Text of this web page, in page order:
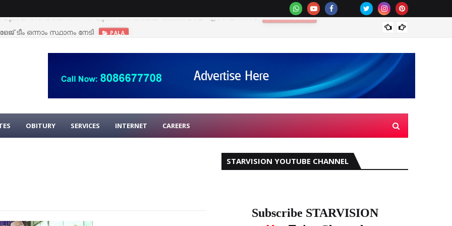
ടീം ഒന്നാം സ്ഥാനം നേടി PALA
OBITURY SERVICES INTERNET CAREERS
STARVISION YOUTUBE CHANNEL
Subscribe STARVISION